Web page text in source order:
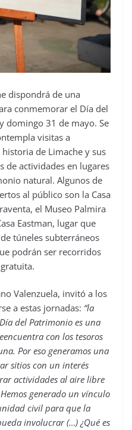
dispondrá de una
conmemorar el Día del
domingo 31 de mayo. Se
visitas a
de Limache y sus
de actividades en lugares
natural. Algunos de
al público son la Casa
el Museo Palmira
Eastman, lugar que
túneles subterráneos
podrán ser recorridos
Valenzuela, invitó a los
a estas jornadas: “la
del Patrimonio es una
con los tesoros
Por eso generamos una
sitios con un interés
actividades al aire libre
generado un vínculo
civil para que la
involucrar (…) ¿Qué es